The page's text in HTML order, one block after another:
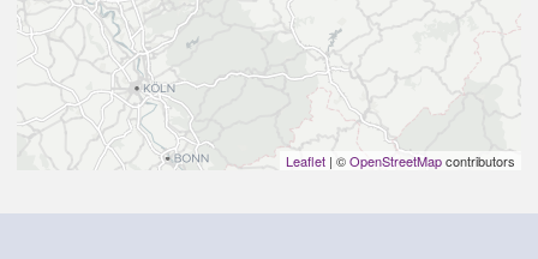
Leaflet | ©OpenStreetMapcontributors